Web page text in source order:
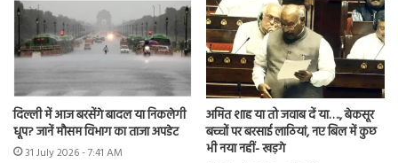
दिल्ली में आज बरसेंगे बादल या निकलेगी
धूप? जानें मौसम विभाग का ताजा अपडेट
31 July 2026 - 7:41 AM
अमित शाह या तो जवाब दें या…., बेकसूर
बच्चों पर बरसाई लाठियां, नए बिल में कुछ
भी नया नहीं- खड़गे